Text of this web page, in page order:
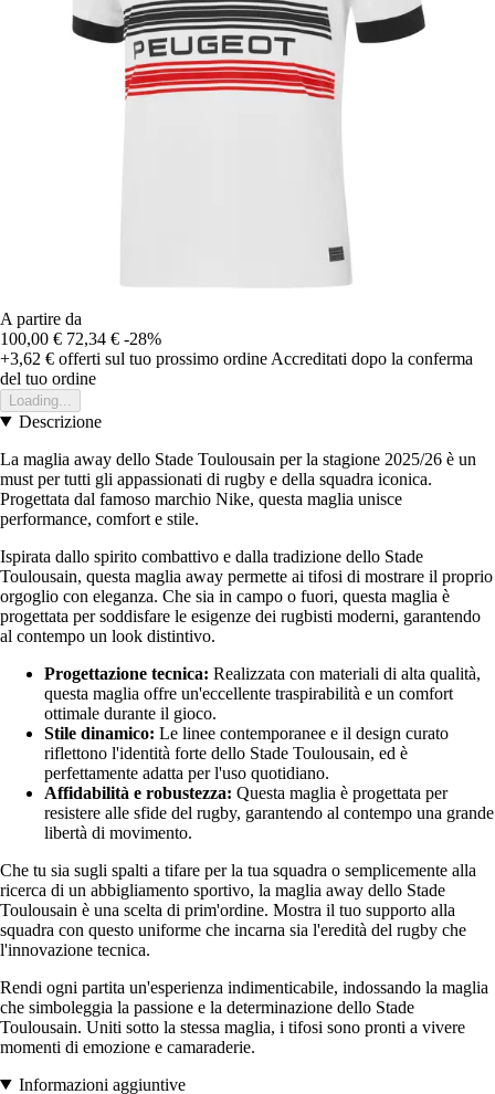
A partire da
100,00 € 72,34 € -28%
+3,62 € offerti sul tuo prossimo ordine Accreditati dopo la conferma
del tuo ordine
Loading...
Descrizione
La maglia away dello Stade Toulousain per la stagione 2025/26 è un
must per tutti gli appassionati di rugby e della squadra iconica.
Progettata dal famoso marchio Nike, questa maglia unisce
performance, comfort e stile.
Ispirata dallo spirito combattivo e dalla tradizione dello Stade
Toulousain, questa maglia away permette ai tifosi di mostrare il proprio
orgoglio con eleganza. Che sia in campo o fuori, questa maglia è
progettata per soddisfare le esigenze dei rugbisti moderni, garantendo
al contempo un look distintivo.
Progettazione tecnica: Realizzata con materiali di alta qualità,
questa maglia offre un'eccellente traspirabilità e un comfort
ottimale durante il gioco.
Stile dinamico: Le linee contemporanee e il design curato
riflettono l'identità forte dello Stade Toulousain, ed è
perfettamente adatta per l'uso quotidiano.
Affidabilità e robustezza: Questa maglia è progettata per
resistere alle sfide del rugby, garantendo al contempo una grande
libertà di movimento.
Che tu sia sugli spalti a tifare per la tua squadra o semplicemente alla
ricerca di un abbigliamento sportivo, la maglia away dello Stade
Toulousain è una scelta di prim'ordine. Mostra il tuo supporto alla
squadra con questo uniforme che incarna sia l'eredità del rugby che
l'innovazione tecnica.
Rendi ogni partita un'esperienza indimenticabile, indossando la maglia
che simboleggia la passione e la determinazione dello Stade
Toulousain. Uniti sotto la stessa maglia, i tifosi sono pronti a vivere
momenti di emozione e camaraderie.
Informazioni aggiuntive